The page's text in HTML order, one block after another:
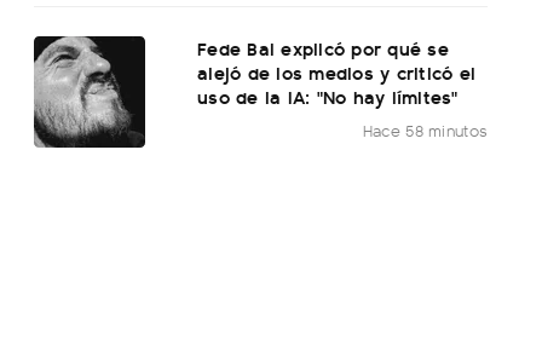
Fede Bal explicó por qué se
alejó de los medios y criticó el
uso de la IA: "No hay límites"
Hace 58 minutos